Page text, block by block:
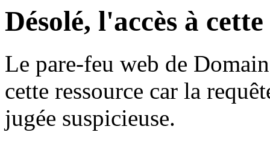
Désolé, l'accès à
Le pare-feu web de
cette ressource car la
jugée suspicieuse.